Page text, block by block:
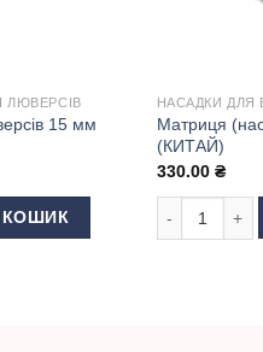
ЛЮВЕРСІВ
15 мм
15 мм (КИТАЙ) кількість
КОШИК
НАСАДКИ ДЛЯ
Матриця
(КИТАЙ)
330.00 ₴
Матриця